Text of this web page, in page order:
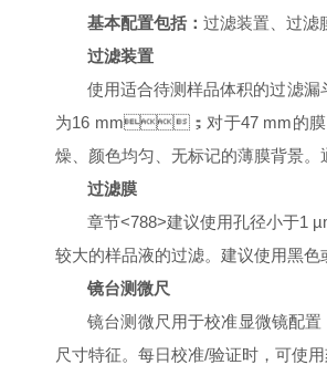
基本配置包括： 过滤装置、过滤
过滤装置
使用适合待测样品体积的过滤漏斗
为16 mm； 对于47 mm的膜
燥、颜色均匀、无标记的薄膜背景
过滤膜
章节<788>建议使用孔径小于1
较大的样品液的过滤。建议使用黑色
镜台测微尺
镜台测微尺 用于校准显微镜配置
尺寸特征。每日校准/验证时，可使